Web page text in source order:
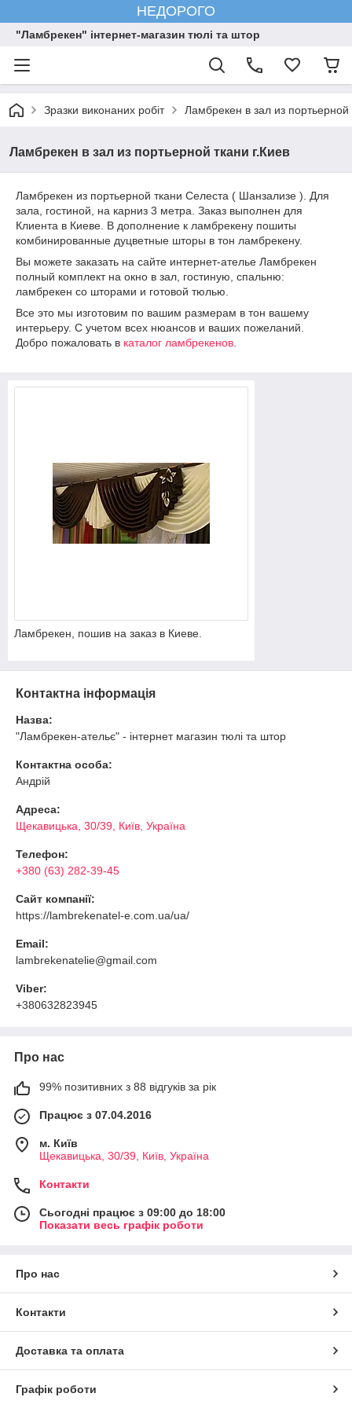
НЕДОРОГО
"Ламбрекен" інтернет-магазин тюлі та штор
Зразки виконаних робіт Ламбрекен в зал из портьерной
Ламбрекен в зал из портьерной ткани г.Киев
Ламбрекен из портьерной ткани Селеста ( Шанзализе ). Для
зала, гостиной, на карниз 3 метра. Заказ выполнен для
Клиента в Киеве. В дополнение к ламбрекену пошиты
комбинированные дуцветные шторы в тон ламбрекену.
Вы можете заказать на сайте интернет-ателье Ламбрекен
полный комплект на окно в зал, гостиную, спальню:
ламбрекен со шторами и готовой тюлью.
Все это мы изготовим по вашим размерам в тон вашему
интерьеру. С учетом всех нюансов и ваших пожеланий.
Добро пожаловать в каталог ламбрекенов
Ламбрекен, пошив на заказ в Киеве.
Контактна інформація
Назва:
"Ламбрекен-ательє" - інтернет магазин тюлі та штор
Контактна особа:
Андрій
Адреса:
Щекавицька, 30/39, Київ, Україна
Телефон:
+380 (63) 282-39-45
Сайт компанії:
https://lambrekenatel-e.com.ua/ua/
Email:
lambrekenatelie@gmail.com
Viber:
+380632823945
Про нас
99% позитивних з 88 відгуків за рік
Працює з 07.04.2016
м. Київ
Щекавицька, 30/39, Київ, Україна
Контакти
Сьогодні працює з 09:00 до 18:00
Показати весь графік роботи
Про нас
Контакти
Доставка та оплата
Графік роботи